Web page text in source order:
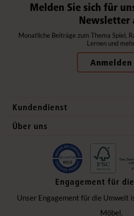
Melden Sie sich für
Newsletter
Monatliche Beiträge zum Thema Spiel,
Lernen und
Anmelden
Kundendienst
Kontaktdaten
Häufig gestellte Fragen
Datenschutzerklärung
Impressum
Über uns
Qualitätsprodukte
Gesund und sicher
Flexible Einrichtung
Ökologisch verantwortlich
Einzigartige Zusammenarbeit
Engagement für
Unser Engagement für die Umwelt
Möbel.